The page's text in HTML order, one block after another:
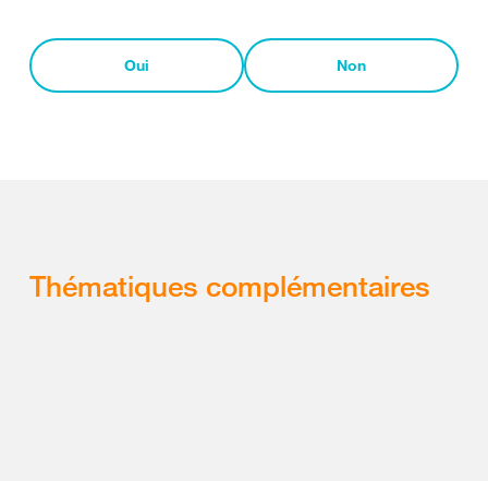
Oui Non
Thématiques complémentaires